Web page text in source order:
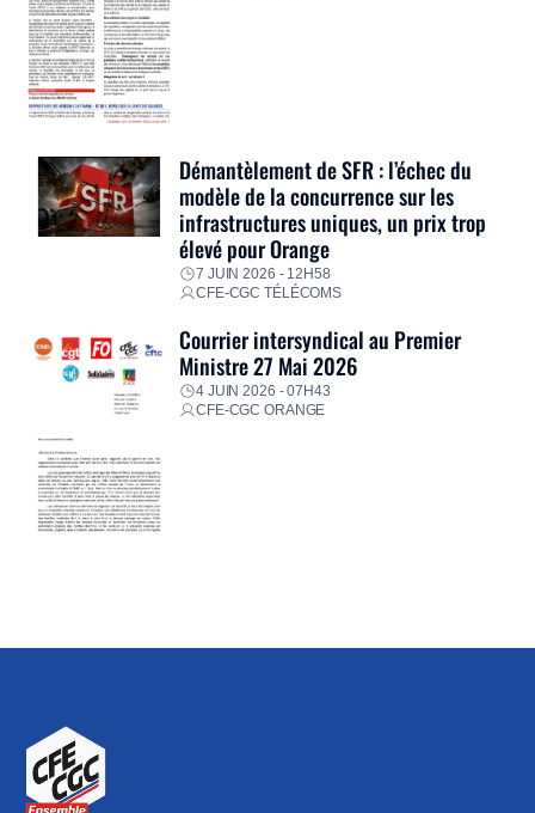
Démantèlement de SFR : l’échec du
modèle de la concurrence sur les
infrastructures uniques, un prix trop
élevé pour Orange
7 JUIN 2026 - 12H58
CFE-CGC TÉLÉCOMS
Courrier intersyndical au Premier
Ministre 27 Mai 2026
4 JUIN 2026 - 07H43
CFE-CGC ORANGE